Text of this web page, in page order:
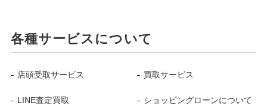
各種サービスについて
店頭受取サービス 買取サービス
LINE査定買取 ショッピングローンについて